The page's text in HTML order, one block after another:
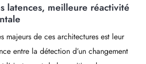
latences, meilleure réactivité
majeurs de ces architectures est leur
entre la détection d’un changement